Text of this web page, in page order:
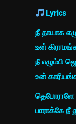
Lyrics
நீ தாயாக
உன்
நீ எழும்பி
உன்
தெபோராளே
பாராக்கே நீ